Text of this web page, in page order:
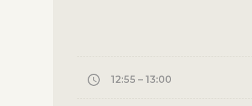
12:55 – 13:00